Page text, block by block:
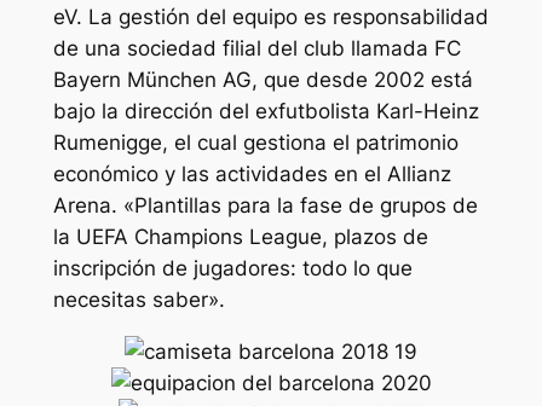
eV. La gestión del equipo es responsabilidad
de una sociedad filial del club llamada FC
Bayern München AG, que desde 2002 está
bajo la dirección del exfutbolista Karl-Heinz
Rumenigge, el cual gestiona el patrimonio
económico y las actividades en el Allianz
Arena. «Plantillas para la fase de grupos de
la UEFA Champions League, plazos de
inscripción de jugadores: todo lo que
necesitas saber».